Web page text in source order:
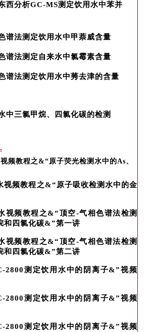
西分析GC-MS测定饮用水中苯并
谱法测定饮用水中甲萘威含量
谱法测定自来水中氯霉素含量
谱法测定饮用水中莠去津的含量
中三氯甲烷、四氯化碳的检测
频教程之&“原子荧光检测水中的As、
视频教程之&“原子吸收检测水中的金
视频教程之&“顶空-气相色谱法检测
和四氯化碳&”第一讲
视频教程之&“顶空-气相色谱法检测
和四氯化碳&”第二讲
2800测定饮用水中的阴离子&”视频
2800测定饮用水中的阴离子&”视频
2800测定饮用水中的阴离子&”视频